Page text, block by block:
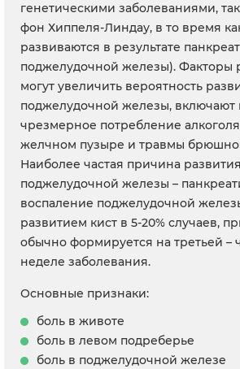
генетическими заболеваниями,
фон Хиппеля-Линдау, в то время
развиваются в результате
поджелудочной железы). Факторы
могут увеличить вероятность
поджелудочной железы, включают
чрезмерное потребление
желчном пузыре и травмы
Наиболее частая причина
поджелудочной железы –
воспаление поджелудочной
развитием кист в 5-20% случаев,
обычно формируется на третьей –
неделе заболевания.
Основные признаки:
боль в животе
боль в левом подреберье
боль в поджелудочной железе